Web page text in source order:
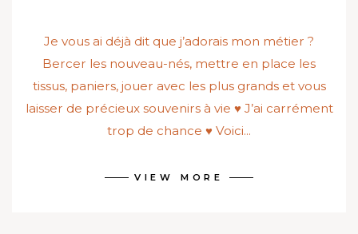
Je vous ai déjà dit que j’adorais mon métier ?
Bercer les nouveau-nés, mettre en place les
tissus, paniers, jouer avec les plus grands et vous
laisser de précieux souvenirs à vie ♥ J’ai carrément
trop de chance ♥ Voici...
VIEW MORE